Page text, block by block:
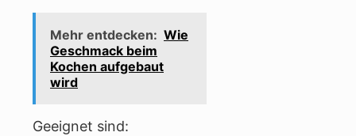
Mehr entdecken: Wie
Geschmack beim
Kochen aufgebaut
wird
Geeignet sind: